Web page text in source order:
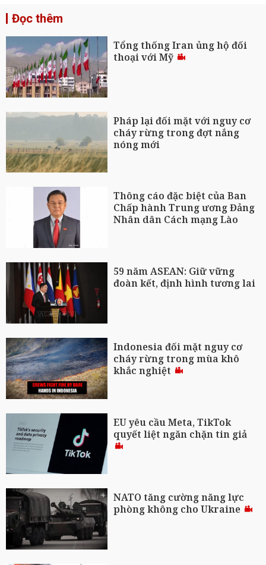
Đọc thêm
Tổng thống Iran ủng hộ đối
thoại với Mỹ
Pháp lại đối mặt với nguy cơ
cháy rừng trong đợt nắng
nóng mới
Thông cáo đặc biệt của Ban
Chấp hành Trung ương Đảng
Nhân dân Cách mạng Lào
59 năm ASEAN: Giữ vững
đoàn kết, định hình tương lai
Indonesia đối mặt nguy cơ
cháy rừng trong mùa khô
khắc nghiệt
EU yêu cầu Meta, TikTok
quyết liệt ngăn chặn tin giả
NATO tăng cường năng lực
phòng không cho Ukraine